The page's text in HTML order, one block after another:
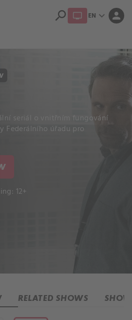
search EN expand_more person
seriál o vnitřním fungování
Federálního úřadu pro
12+
RELATED SHOWS